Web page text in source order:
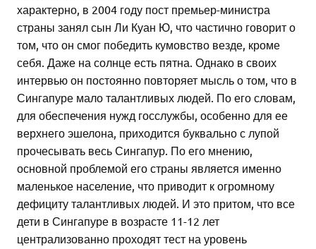
характерно, в 2004 году пост премьер-министра
страны занял сын Ли Куан Ю, что частично говорит о
том, что он смог победить кумовство везде, кроме
себя. Даже на солнце есть пятна. Однако в своих
интервью он постоянно повторяет мысль о том, что в
Сингапуре мало талантливых людей. По его словам,
для обеспечения нужд госслужбы, особенно для ее
верхнего эшелона, приходится буквально с лупой
прочесывать весь Сингапур. По его мнению,
основной проблемой его страны является именно
маленькое население, что приводит к огромному
дефициту талантливых людей. И это притом, что все
дети в Сингапуре в возрасте 11-12 лет
централизованно проходят тест на уровень